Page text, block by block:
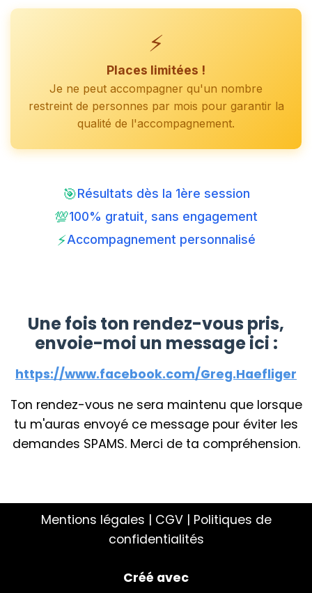
⚡
Places limitées !
Je ne peut accompagner qu'un nombre
restreint de personnes par mois pour garantir la
qualité de l'accompagnement.
🎯Résultats dès la 1ère session
💯100% gratuit, sans engagement
⚡Accompagnement personnalisé
Une fois ton rendez-vous pris,
envoie-moi un message ici :
https://www.facebook.com/Greg.Haefliger
Ton rendez-vous ne sera maintenu que lorsque
tu m'auras envoyé ce message pour éviter les
demandes SPAMS. Merci de ta compréhension.
Mentions légales | CGV | Politiques de
confidentialités
Créé avec